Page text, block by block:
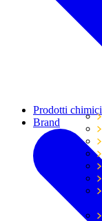
Prodotti chimici
Brand